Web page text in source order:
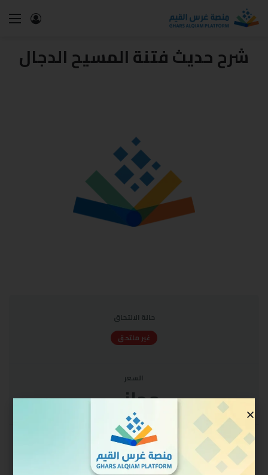
شرح حديث فتنة المسيح الدجال
حالة الالتحاق
غير ملتحق
السعر
مجاني
البدء
سجل الدخول للالتحاق